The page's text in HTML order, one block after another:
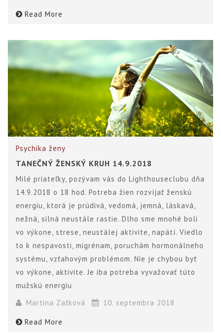
Read More
Psychika ženy
TANEČNÝ ŽENSKÝ KRUH 14.9.2018
Milé priateľky, pozývam vás do Lighthouseclubu dňa
14.9.2018 o 18 hod. Potreba žien rozvíjať ženskú
energiu, ktorá je prúdivá, vedomá, jemná, láskavá,
nežná, silná neustále rastie. Dlho sme mnohé boli
vo výkone, strese, neustálej aktivite, napätí. Viedlo
to k nespavosti, migrénam, poruchám hormonálneho
systému, vzťahovým problémom. Nie je chybou byť
vo výkone, aktivite. Je iba potreba vyvažovať túto
mužskú energiu
Martina Zaťková
10. septembra 2018
Read More